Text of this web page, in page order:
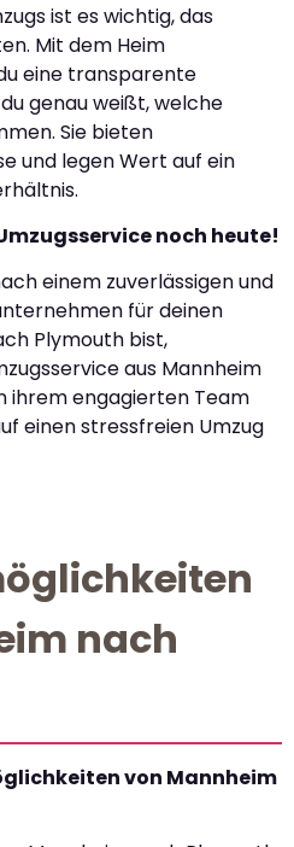
ist es wichtig, das
Mit dem Heim
eine transparente
genau weißt, welche
Sie bieten
und legen Wert auf ein
noch heute!
einem zuverlässigen und
für deinen
Plymouth bist,
aus Mannheim
ihrem engagierten Team
einen stressfreien Umzug
nach
von Mannheim